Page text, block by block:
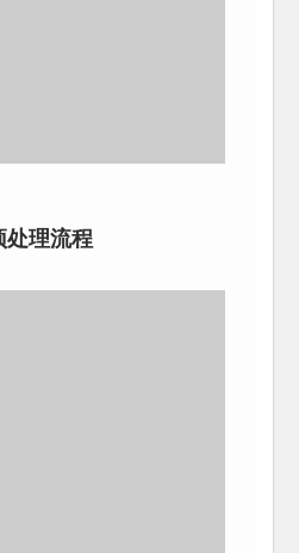
处理流程